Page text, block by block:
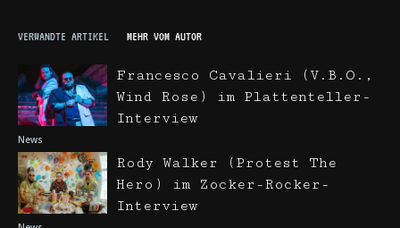
VERWANDTE ARTIKEL MEHR VOM AUTOR
News
Francesco Cavalieri (V.B.O.,
Wind Rose) im Plattenteller-
Interview
Rody Walker (Protest The
Hero) im Zocker-Rocker-
Interview